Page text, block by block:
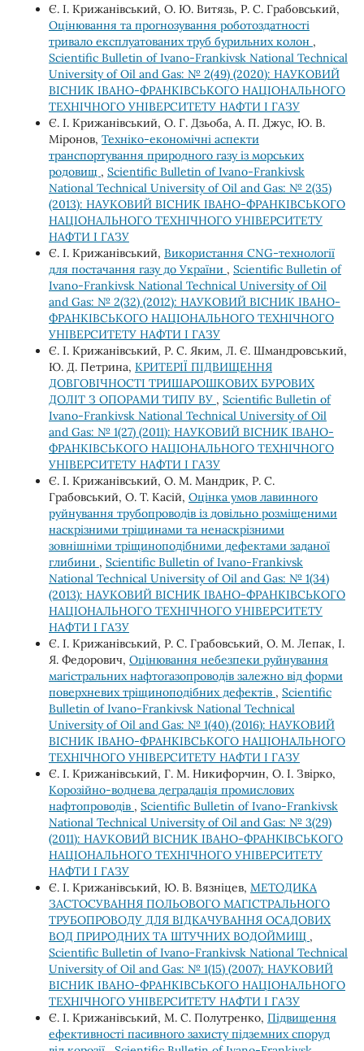
Є. І. Крижанівський, О. Ю. Витязь, Р. С. Грабовський,
Оцінювання та прогнозування роботоздатності
тривало експлуатованих труб бурильних колон ,
Scientific Bulletin of Ivano-Frankivsk National Technical
University of Oil and Gas: № 2(49) (2020): НАУКОВИЙ
ВІСНИК ІВАНО-ФРАНКІВСЬКОГО НАЦІОНАЛЬНОГО
ТЕХНІЧНОГО УНІВЕРСИТЕТУ НАФТИ І ГАЗУ
Є. І. Крижанівський, О. Г. Дзьоба, А. П. Джус, Ю. В.
Міронов, Техніко-економічні аспекти
транспортування природного газу із морських
родовищ , Scientific Bulletin of Ivano-Frankivsk
National Technical University of Oil and Gas: № 2(35)
(2013): НАУКОВИЙ ВІСНИК ІВАНО-ФРАНКІВСЬКОГО
НАЦІОНАЛЬНОГО ТЕХНІЧНОГО УНІВЕРСИТЕТУ
НАФТИ І ГАЗУ
Є. І. Крижанівський, Використання CNG-технології
для постачання газу до України , Scientific Bulletin of
Ivano-Frankivsk National Technical University of Oil
and Gas: № 2(32) (2012): НАУКОВИЙ ВІСНИК ІВАНО-
ФРАНКІВСЬКОГО НАЦІОНАЛЬНОГО ТЕХНІЧНОГО
УНІВЕРСИТЕТУ НАФТИ І ГАЗУ
Є. І. Крижанівський, Р. С. Яким, Л. Є. Шмандровський,
Ю. Д. Петрина, КРИТЕРІЇ ПІДВИЩЕННЯ
ДОВГОВІЧНОСТІ ТРИШАРОШКОВИХ БУРОВИХ
ДОЛІТ З ОПОРАМИ ТИПУ ВУ , Scientific Bulletin of
Ivano-Frankivsk National Technical University of Oil
and Gas: № 1(27) (2011): НАУКОВИЙ ВІСНИК ІВАНО-
ФРАНКІВСЬКОГО НАЦІОНАЛЬНОГО ТЕХНІЧНОГО
УНІВЕРСИТЕТУ НАФТИ І ГАЗУ
Є. І. Крижанівський, О. М. Мандрик, Р. С.
Грабовський, О. Т. Касій, Оцінка умов лавинного
руйнування трубопроводів із довільно розміщеними
наскрізними тріщинами та ненаскрізними
зовнішніми тріщиноподібними дефектами заданої
глибини , Scientific Bulletin of Ivano-Frankivsk
National Technical University of Oil and Gas: № 1(34)
(2013): НАУКОВИЙ ВІСНИК ІВАНО-ФРАНКІВСЬКОГО
НАЦІОНАЛЬНОГО ТЕХНІЧНОГО УНІВЕРСИТЕТУ
НАФТИ І ГАЗУ
Є. І. Крижанівський, Р. С. Грабовський, О. М. Лепак, І.
Я. Федорович, Оцінювання небезпеки руйнування
магістральних нафтогазопроводів залежно від форми
поверхневих тріщиноподібних дефектів , Scientific
Bulletin of Ivano-Frankivsk National Technical
University of Oil and Gas: № 1(40) (2016): НАУКОВИЙ
ВІСНИК ІВАНО-ФРАНКІВСЬКОГО НАЦІОНАЛЬНОГО
ТЕХНІЧНОГО УНІВЕРСИТЕТУ НАФТИ І ГАЗУ
Є. І. Крижанівський, Г. М. Никифорчин, О. І. Звірко,
Корозійно-воднева деградація промислових
нафтопроводів , Scientific Bulletin of Ivano-Frankivsk
National Technical University of Oil and Gas: № 3(29)
(2011): НАУКОВИЙ ВІСНИК ІВАНО-ФРАНКІВСЬКОГО
НАЦІОНАЛЬНОГО ТЕХНІЧНОГО УНІВЕРСИТЕТУ
НАФТИ І ГАЗУ
Є. І. Крижанівський, Ю. В. Вязніцев, МЕТОДИКА
ЗАСТОСУВАННЯ ПОЛЬОВОГО МАГІСТРАЛЬНОГО
ТРУБОПРОВОДУ ДЛЯ ВІДКАЧУВАННЯ ОСАДОВИХ
ВОД ПРИРОДНИХ ТА ШТУЧНИХ ВОДОЙМИЩ ,
Scientific Bulletin of Ivano-Frankivsk National Technical
University of Oil and Gas: № 1(15) (2007): НАУКОВИЙ
ВІСНИК ІВАНО-ФРАНКІВСЬКОГО НАЦІОНАЛЬНОГО
ТЕХНІЧНОГО УНІВЕРСИТЕТУ НАФТИ І ГАЗУ
Є. І. Крижанівський, М. С. Полутренко, Підвищення
ефективності пасивного захисту підземних споруд